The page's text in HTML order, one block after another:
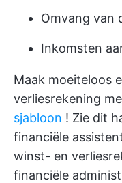
Omvang van
Inkomsten
Maak moeiteloos
verliesrekening
sjabloon ! Zie dit
financiële
winst- en
financiële